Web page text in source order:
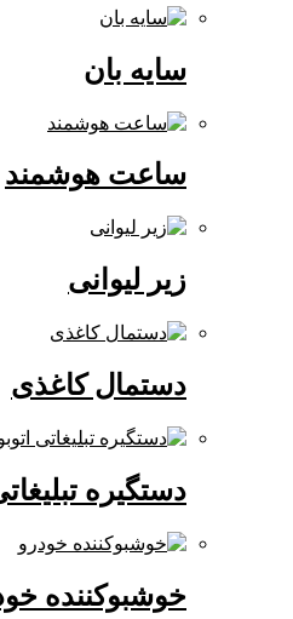
ساعت هوشمند
زیر لیوانی
دستمال کاغذی
دستگیره تبلیغاتی اتوبوس
خوشبوکننده خودرو